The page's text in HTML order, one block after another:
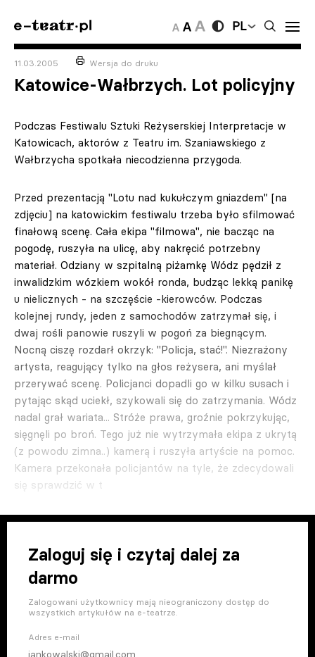
PL
11.03.2005 Wersja do druku
Katowice-Wałbrzych. Lot policyjny
Podczas Festiwalu Sztuki Reżyserskiej Interpretacje w
Katowicach, aktorów z Teatru im. Szaniawskiego z
Wałbrzycha spotkała niecodzienna przygoda.
Przed prezentacją "Lotu nad kukułczym gniazdem" [na
zdjęciu] na katowickim festiwalu trzeba było sfilmować
finałową scenę. Cała ekipa "filmowa", nie bacząc na
pogodę, ruszyła na ulicę, aby nakręcić potrzebny
materiał. Odziany w szpitalną piżamkę Wódz pędził z
inwalidzkim wózkiem wokół ronda, budząc lekką panikę
u nielicznych - na szczęście -kierowców. Podczas
kolejnej rundy, jeden z samochodów zatrzymał się, i
dwaj rośli panowie ruszyli w pogoń za biegnącym.
Nocną ciszę rozdarł okrzyk: "Policja, stać!". Niezrażony
artysta, reagujący tylko na głos reżysera, ani myślał
przerywać scenę. Policjanci dopadli go w kilku susach i
pytając skąd uciekł, szykowali się do zatrzymania. Wódz
nadal grał wariata... Stróże prawa, groźnie pokrzykując,
sięgnęli po broń. Tego już nie wytrzymała ekipa z ukrytą
(z powodu zimna..) kamerą i ruszyła artyście na pomoc.
Kamera przekonała policjantów na tyle, że zdecydowali
się sprawdzić w t
Zaloguj się i czytaj dalej za
darmo
Zalogowani użytkownicy mają nieograniczony dostęp do
wszystkich artykułów na e-teatrze.
Adres e-mail